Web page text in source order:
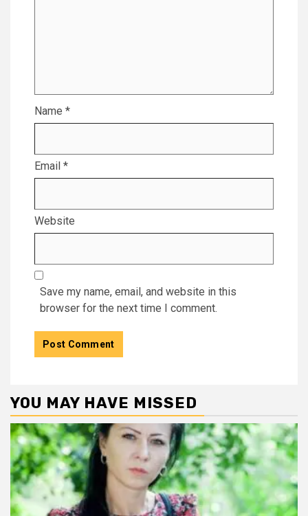
Name *
Email *
Website
Save my name, email, and website in this
browser for the next time I comment.
YOU MAY HAVE MISSED